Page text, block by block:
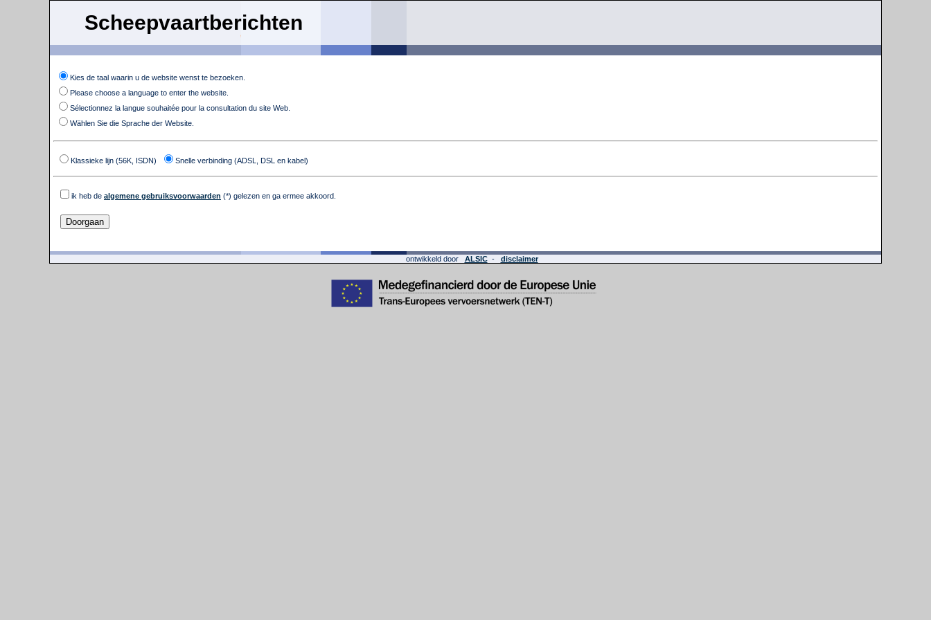
Scheepvaartberichten
Kies de taal waarin u de website wenst te bezoeken.
Please choose a language to enter the website.
Sélectionnez la langue souhaitée pour la consultation du site Web.
Wählen Sie die Sprache der Website.
Klassieke lijn (56K, ISDN) Snelle verbinding (ADSL, DSL en kabel)
ik heb de algemene gebruiksvoorwaarden (*) gelezen en ga ermee akkoord.
ontwikkeld door ALSIC- disclaimer